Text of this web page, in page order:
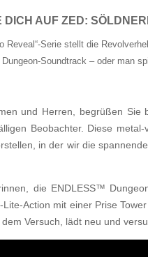
DICH AUF ZED:
Reveal“-Serie stellt die
Dungeon-Soundtrack – oder
und Herren, begrüßen Sie
Beobachter. Diese
in der wir die
die ENDLESS™
Action mit einer Prise
Versuch, lädt neu und